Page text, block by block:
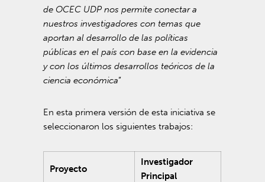
de OCEC UDP nos permite conectar a
nuestros investigadores con temas que
aportan al desarrollo de las políticas
públicas en el país con base en la evidencia
y con los últimos desarrollos teóricos de la
ciencia económica”
En esta primera versión de esta iniciativa se
seleccionaron los siguientes trabajos:
Proyecto
Investigador
Principal